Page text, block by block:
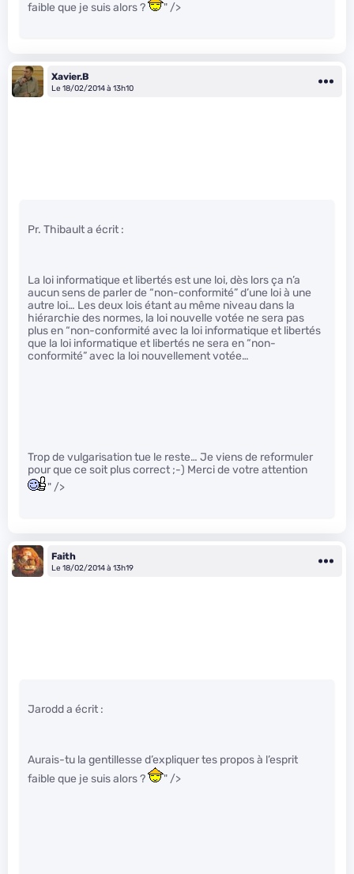
faible que je suis alors ?
" />
Xavier.B
Le 18/02/2014 à 13h10
Pr. Thibault a écrit :
La loi informatique et libertés est une loi, dès lors ça n’a
aucun sens de parler de “non-conformité” d’une loi à une
autre loi… Les deux lois étant au même niveau dans la
hiérarchie des normes, la loi nouvelle votée ne sera pas
plus en “non-conformité avec la loi informatique et libertés
que la loi informatique et libertés ne sera en “non-
conformité” avec la loi nouvellement votée…
Trop de vulgarisation tue le reste… Je viens de reformuler
pour que ce soit plus correct ;-) Merci de votre attention
" />
Faith
Le 18/02/2014 à 13h19
Jarodd a écrit :
Aurais-tu la gentillesse d’expliquer tes propos à l’esprit
faible que je suis alors ?
" />